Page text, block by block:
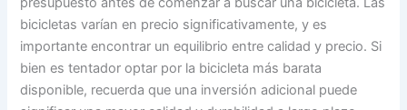
bicicletas varían en precio significativamente, y es
importante encontrar un equilibrio entre calidad y precio. Si
bien es tentador optar por la bicicleta más barata
disponible, recuerda que una inversión adicional puede